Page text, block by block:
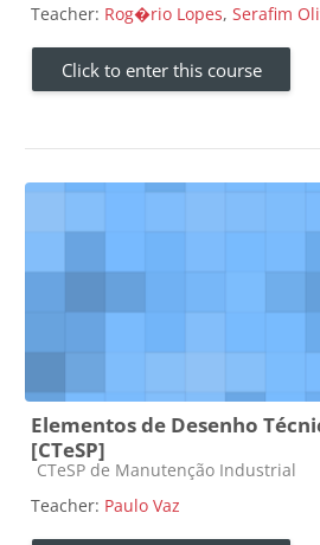
Teacher: Rog�rio Lopes, Serafim
Click to enter this course
Elementos de Desenho
[CTeSP]
Course category
CTeSP de Manutenção Industrial
Teacher: Paulo Vaz